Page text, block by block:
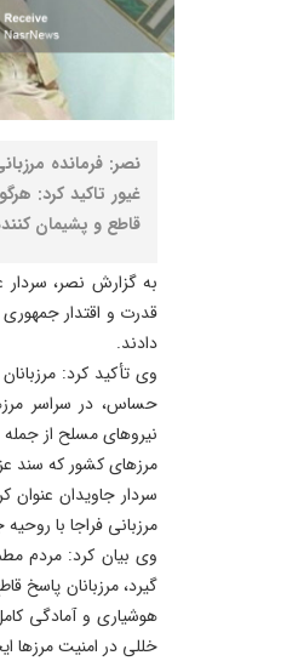
نصر: فرمانده
غیور تاکید کرد:
قاطع و پشیمان
به گزارش نصر، سردار
قدرت و اقتدار
دادند.
وی تأکید کرد:
حساس، در سراسر
نیروهای مسلح از جمله
مرزهای کشور که سند
سردار جاویدان عنوان
مرزبانی فراجا با
وی بیان کرد: مردم
گیرد، مرزبانان پاسخ
هوشیاری و آمادگی
خللی در امنیت مرزها